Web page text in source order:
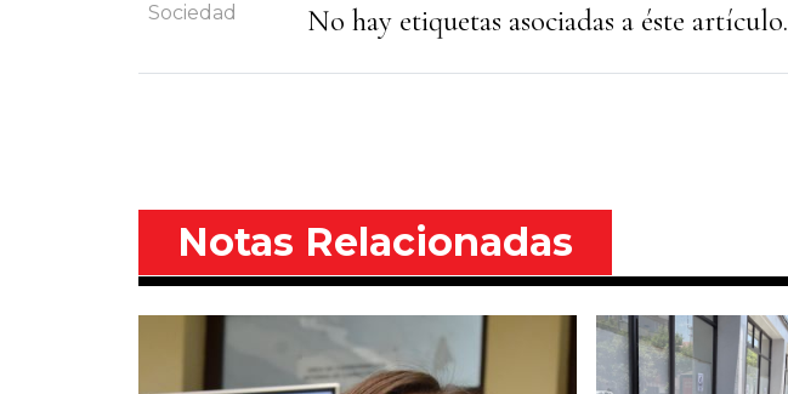
Sociedad
No hay etiquetas asociadas a éste artículo.
Notas Relacionadas